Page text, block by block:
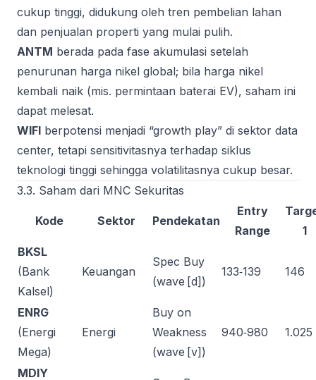
cukup tinggi, didukung oleh tren pembelian lahan
dan penjualan properti yang mulai pulih.
ANTM berada pada fase akumulasi setelah
penurunan harga nikel global; bila harga nikel
kembali naik (mis. permintaan baterai EV), saham ini
dapat melesat.
WIFI berpotensi menjadi “growth play” di sektor data
center, tetapi sensitivitasnya terhadap siklus
teknologi tinggi sehingga volatilitasnya cukup besar.
3.3. Saham dari MNC Sekuritas
Kode Sektor Pendekatan
Entry
Range
1
BKSL
(Bank
Kalsel)
Keuangan
Spec Buy
(wave [d])
133‑139 146
ENRG
(Energi
Mega)
Energi
Buy on
Weakness
(wave [v])
940‑980 1.025
MDIY